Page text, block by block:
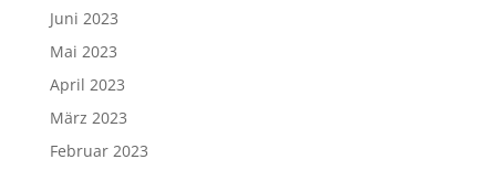
Juni 2023
Mai 2023
April 2023
März 2023
Februar 2023